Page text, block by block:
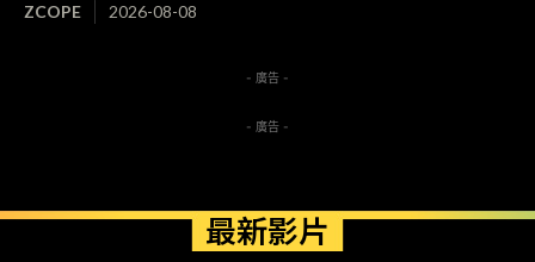
ZCOPE 2026-08-08
- 廣告 -
- 廣告 -
最新影片